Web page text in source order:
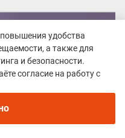
удобства
а также для
и безопасности.
согласие на работу с